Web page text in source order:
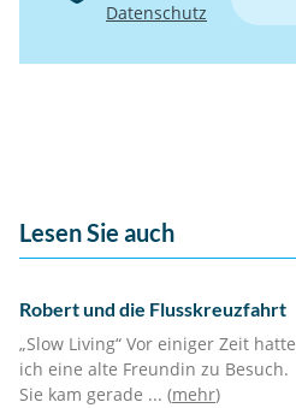
Datenschutz
Lesen Sie auch
Robert und die Flusskreuzfahrt
„Slow Living“ Vor einiger Zeit hatte
ich eine alte Freundin zu Besuch.
Sie kam gerade ... (mehr)